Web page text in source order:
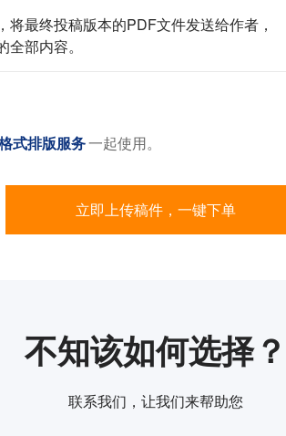
将最终投稿版本的PDF文件发送给作者，
部内容。
式排版服务一起使用。
立即上传稿件，一键下单
不知该如何选择？
联系我们，让我们来帮助您